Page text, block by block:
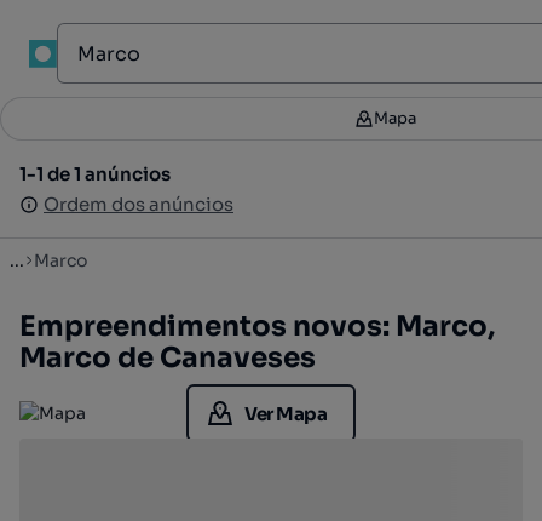
Filtros
1-1 de 1 anúncios
Ordem dos anúncios
Mapa
1-1 de 1 anúncios
Ordem dos anúncios
... Marco
Empreendimentos novos: Marco,
Marco de Canaveses
Ver Mapa